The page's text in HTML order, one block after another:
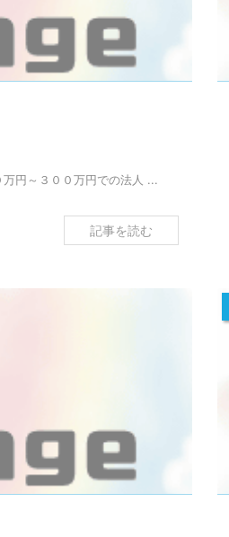
円～３００万円での法人 ...
記事を読む